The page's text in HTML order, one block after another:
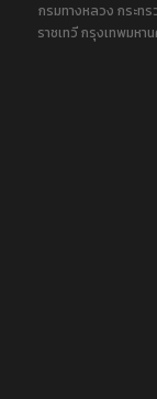
กรมทางหลวง กระท
ราชเทวี กรุงเทพมห